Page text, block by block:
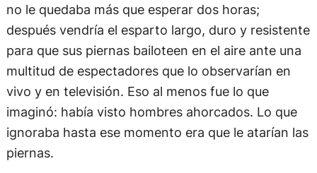
no le quedaba más que esperar dos horas;
después vendría el esparto largo, duro y resistente
para que sus piernas bailoteen en el aire ante una
multitud de espectadores que lo observarían en
vivo y en televisión. Eso al menos fue lo que
imaginó: había visto hombres ahorcados. Lo que
ignoraba hasta ese momento era que le atarían las
piernas.